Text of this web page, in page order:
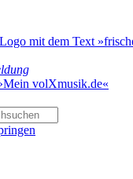
volXmusik.de«